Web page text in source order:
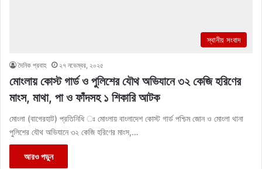
স্থানীয় সংবাদ
দৈনিক প্রবাহ ২৭ নভেম্বর, ২০২৫
মোংলায় কোস্ট গার্ড ও পুলিশের যৌথ অভিযানে ৩২ কেজি হরিণের
মাংস, মাথা, পা ও ফাঁদসহ ১ শিকারি আটক
মোংলা (বাগেরহাট) প্রতিনিধি ঃ মোংলায় বাংলাদেশ কোস্ট গার্ড পশ্চিম জোন ও মোংলা থানা
পুলিশের যৌথ অভিযানে ৩২ কেজি হরিণের মাংস,…
আরও পড়ুন